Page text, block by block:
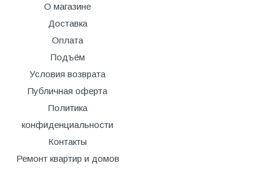
О магазине
Доставка
Оплата
Подъём
Условия возврата
Публичная оферта
Политика
конфиденциальности
Контакты
Ремонт квартир и домов